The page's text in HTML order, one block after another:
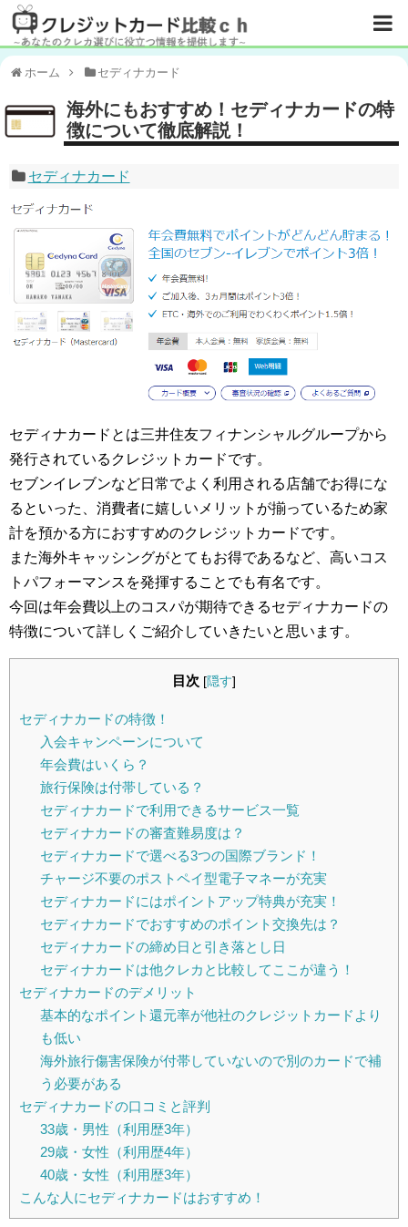
ホーム セディナカード
海外にもおすすめ！セディナカードの特
徴について徹底解説！
セディナカード
セディナカードとは三井住友フィナンシャルグループから
発行されているクレジットカードです。
セブンイレブンなど日常でよく利用される店舗でお得にな
るといった、消費者に嬉しいメリットが揃っているため家
計を預かる方におすすめのクレジットカードです。
また海外キャッシングがとてもお得であるなど、高いコス
トパフォーマンスを発揮することでも有名です。
今回は年会費以上のコスパが期待できるセディナカードの
特徴について詳しくご紹介していきたいと思います。
目次 [隠す]
セディナカードの特徴！
入会キャンペーンについて
年会費はいくら？
旅行保険は付帯している？
セディナカードで利用できるサービス一覧
セディナカードの審査難易度は？
セディナカードで選べる3つの国際ブランド！
チャージ不要のポストペイ型電子マネーが充実
セディナカードにはポイントアップ特典が充実！
セディナカードでおすすめのポイント交換先は？
セディナカードの締め日と引き落とし日
セディナカードは他クレカと比較してここが違う！
セディナカードのデメリット
基本的なポイント還元率が他社のクレジットカードより
も低い
海外旅行傷害保険が付帯していないので別のカードで補
う必要がある
セディナカードの口コミと評判
33歳・男性（利用歴3年）
29歳・女性（利用歴4年）
40歳・女性（利用歴3年）
こんな人にセディナカードはおすすめ！